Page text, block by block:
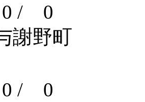
0 / 0
謝野町
0 / 0